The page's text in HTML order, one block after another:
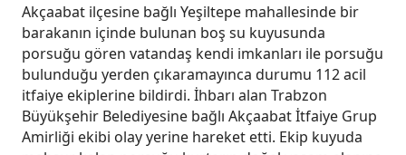
Akçaabat ilçesine bağlı Yeşiltepe mahallesinde bir
barakanın içinde bulunan boş su kuyusunda
porsuğu gören vatandaş kendi imkanları ile porsuğu
bulunduğu yerden çıkaramayınca durumu 112 acil
itfaiye ekiplerine bildirdi. İhbarı alan Trabzon
Büyükşehir Belediyesine bağlı Akçaabat İtfaiye Grup
Amirliği ekibi olay yerine hareket etti. Ekip kuyuda